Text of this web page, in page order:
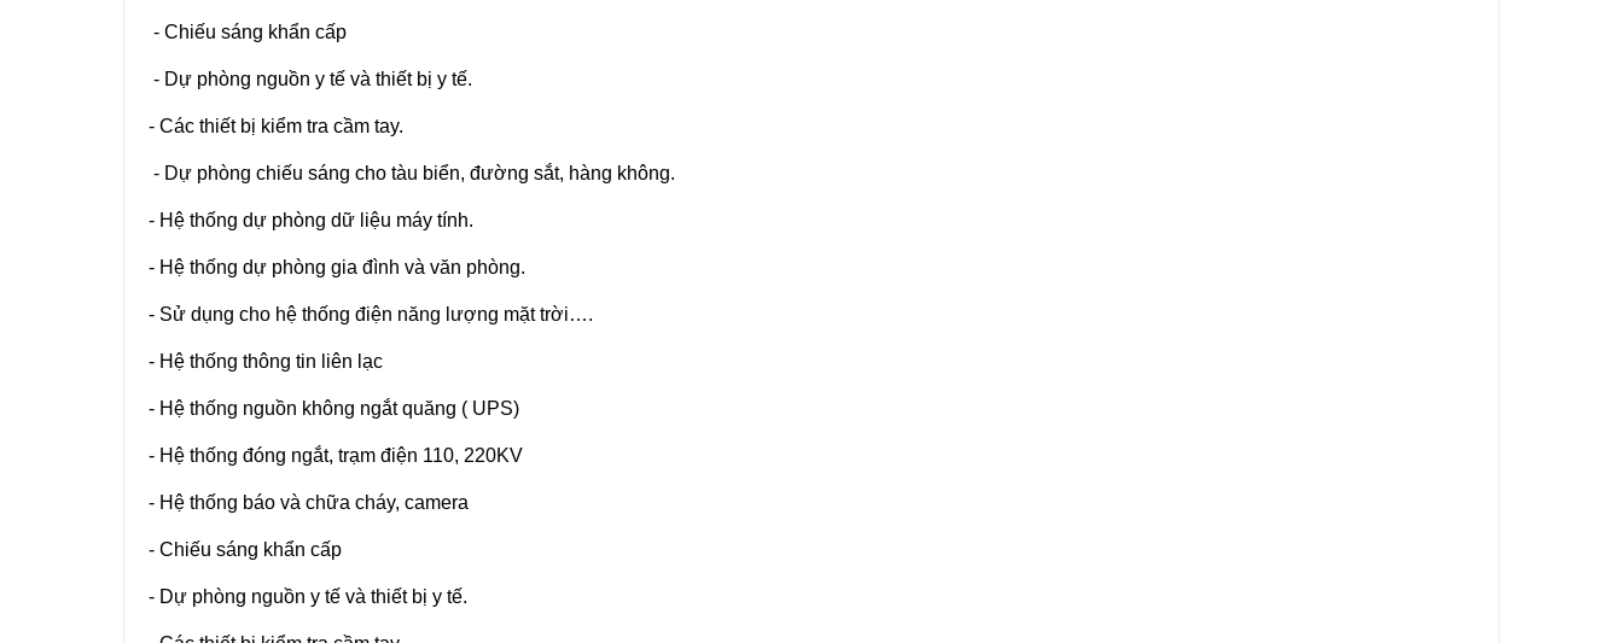
- Chiếu sáng khẩn cấp
- Dự phòng nguồn y tế và thiết bị y tế.
- Các thiết bị kiểm tra cầm tay.
- Dự phòng chiếu sáng cho tàu biển, đường sắt, hàng không.
- Hệ thống dự phòng dữ liệu máy tính.
- Hệ thống dự phòng gia đình và văn phòng.
- Sử dụng cho hệ thống điện năng lượng mặt trời….
- Hệ thống thông tin liên lạc
- Hệ thống nguồn không ngắt quăng ( UPS)
- Hệ thống đóng ngắt, trạm điện 110, 220KV
- Hệ thống báo và chữa cháy, camera
- Chiếu sáng khẩn cấp
- Dự phòng nguồn y tế và thiết bị y tế.